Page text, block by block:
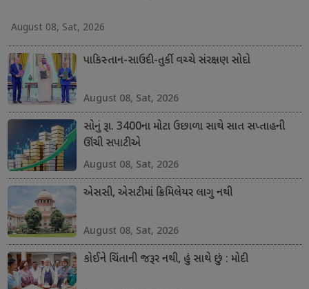
August 08, Sat, 2026
પાકિસ્તાન-સાઉદી-તુર્કી વચ્ચે સંરક્ષણ સોદો
August 08, Sat, 2026
સોનું રૂા. 3400ના મોટા ઉછાળા સાથે સાત સપ્તાહની
ઊંચી સપાટીએ
August 08, Sat, 2026
એસસી, એસટીમાં ક્રિમિલેયર લાગુ નથી
August 08, Sat, 2026
કોઈને ચિંતાની જરૂર નથી, હું સાથે છું : મોદી